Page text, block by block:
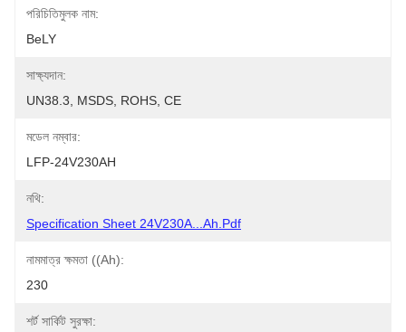
পরিচিতিমুলক নাম:
BeLY
সাক্ষ্যদান:
UN38.3, MSDS, ROHS, CE
মডেল নম্বার:
LFP-24V230AH
নথি:
Specification Sheet 24V230A...Ah.pdf
নামমাত্র ক্ষমতা ((Ah):
230
শর্ট সার্কিট সুরক্ষা: